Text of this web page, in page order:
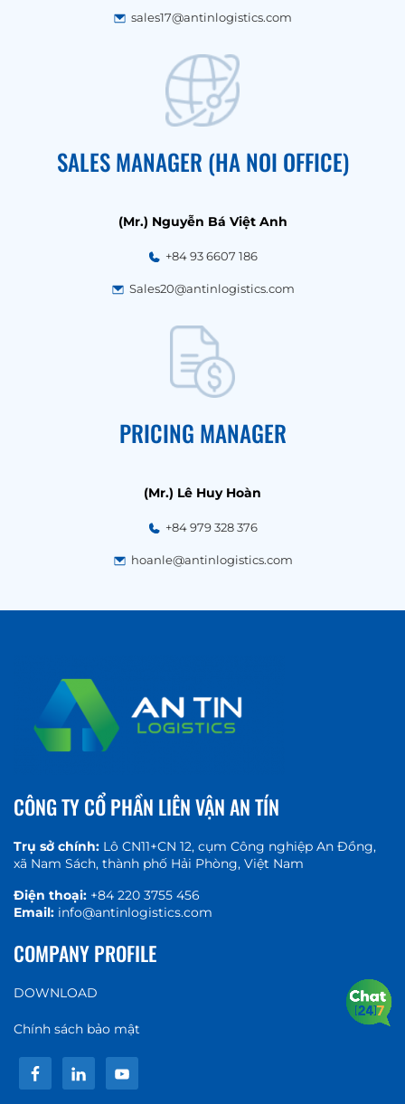
sales17@antinlogistics.com
SALES MANAGER (HA NOI OFFICE)
(Mr.) Nguyễn Bá Việt Anh
+84 93 6607 186
Sales20@antinlogistics.com
PRICING MANAGER
(Mr.) Lê Huy Hoàn
+84 979 328 376
hoanle@antinlogistics.com
CÔNG TY CỔ PHẦN LIÊN VẬN AN TÍN
Trụ sở chính: Lô CN11+CN 12, cụm Công nghiệp An Đồng,
xã Nam Sách, thành phố Hải Phòng, Việt Nam
Điện thoại: +84 220 3755 456
Email: info@antinlogistics.com
COMPANY PROFILE
DOWNLOAD
Chính sách bảo mật